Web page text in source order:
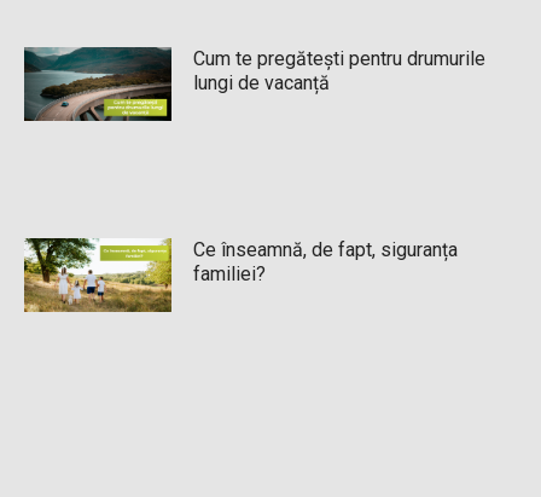
Cum te pregătești pentru drumurile
lungi de vacanță
Ce înseamnă, de fapt, siguranța
familiei?